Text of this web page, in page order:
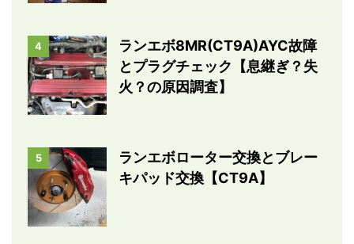
4
ランエボ8MR(CT9A)AYC故障
とプラグチェック【息継ぎ？失
火？の原因調査】
5
ランエボローター交換とブレー
キパッド交換【CT9A】